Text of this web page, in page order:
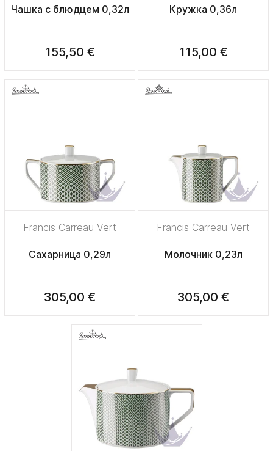
Чашка с блюдцем 0,32л
155,50 €
Кружка 0,36л
115,00 €
Francis Carreau Vert
Сахарница 0,29л
305,00 €
Francis Carreau Vert
Молочник 0,23л
305,00 €